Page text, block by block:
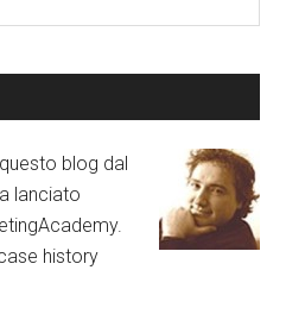
blog dal
lanciato
history